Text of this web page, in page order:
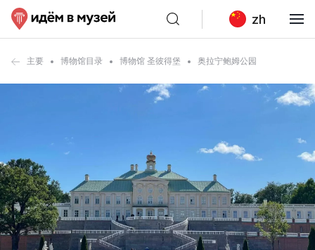
zh
主要 博物馆目录 博物馆 圣彼得堡 奥拉宁鲍姆公园